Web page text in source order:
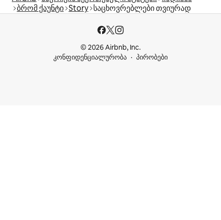
ბრომ ქაუნტი Story საცხოვრებლები თვიურად
© 2026 Airbnb, Inc.
კონფიდენციალურობა
პირობები